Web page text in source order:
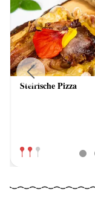
Steirische Pizza
Previous